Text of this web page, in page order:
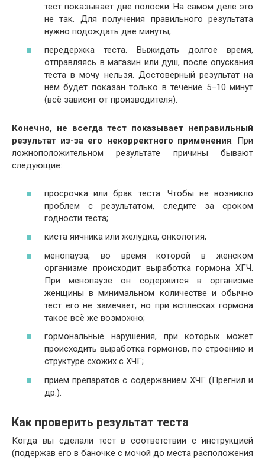
тест показывает две полоски. На самом деле это
не так. Для получения правильного результата
нужно подождать две минуты;
передержка теста. Выжидать долгое время,
отправляясь в магазин или душ, после опускания
теста в мочу нельзя. Достоверный результат на
нём будет показан только в течение 5–10 минут
(всё зависит от производителя).
Конечно, не всегда тест показывает неправильный
результат из-за его некорректного применения. При
ложноположительном результате причины бывают
следующие:
просрочка или брак теста. Чтобы не возникло
проблем с результатом, следите за сроком
годности теста;
киста яичника или желудка, онкология;
менопауза, во время которой в женском
организме происходит выработка гормона ХГЧ.
При менопаузе он содержится в организме
женщины в минимальном количестве и обычно
тест его не замечает, но при всплесках гормона
такое всё же возможно;
гормональные нарушения, при которых может
происходить выработка гормонов, по строению и
структуре схожих с ХЧГ;
приём препаратов с содержанием ХЧГ (Прегнил и
др.).
Как проверить результат теста
Когда вы сделали тест в соответствии с инструкцией
(подержав его в баночке с мочой до места расположения